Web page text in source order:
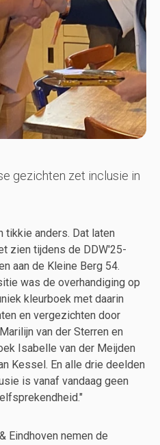
gezichten zet inclusie in
tikkie anders. Dat laten
zien tijdens de DDW'25-
aan de Kleine Berg 54.
was de overhandiging op
kleurboek met daarin
en vergezichten door
van der Sterren en
Isabelle van der Meijden
Kessel. En alle drie deelden
is vanaf vandaag geen
Eindhoven nemen de